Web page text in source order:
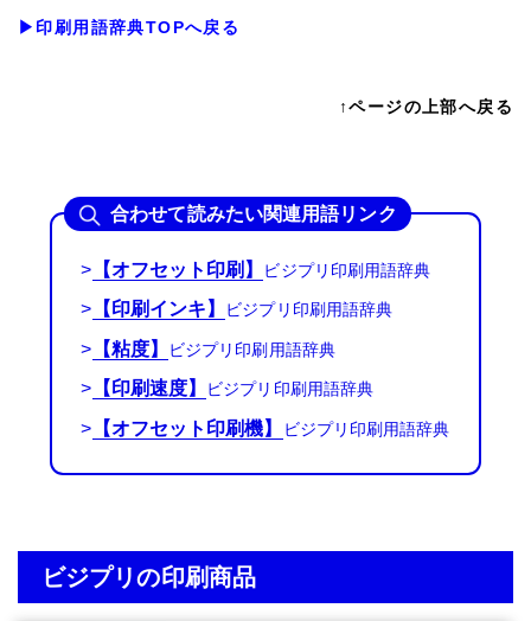
▶印刷用語辞典TOPへ戻る
↑ページの上部へ戻る
合わせて読みたい関連用語リンク
> 【オフセット印刷】
> 【印刷インキ】
> 【粘度】
> 【印刷速度】
> 【オフセット印刷機】
ビジプリの印刷商品